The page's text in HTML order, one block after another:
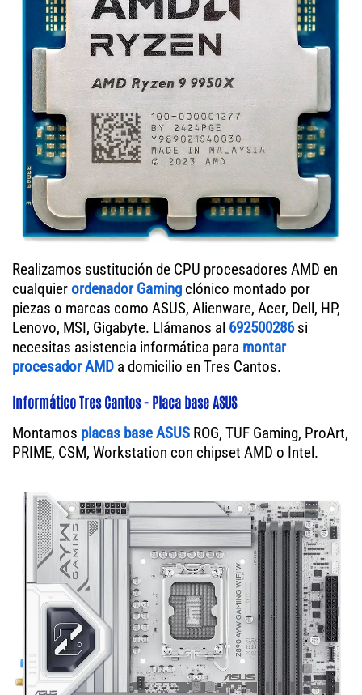
Realizamos sustitución de CPU procesadores AMD en
cualquierordenador Gaming clónico montado por
piezas o marcas como ASUS, Alienware, Acer, Dell, HP,
Lenovo, MSI, Gigabyte. Llámanos al 692500286si
necesitas asistencia informática para montar
procesador AMD a domicilio en Tres Cantos.
Informático Tres Cantos - Placa base ASUS
Montamos placas base ASUS ROG, TUF Gaming, ProArt,
PRIME, CSM, Workstation con chipset AMD o Intel.